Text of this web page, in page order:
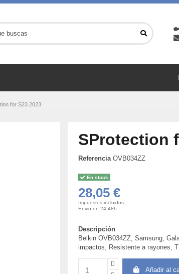
for S23 2023
SProtection
Referencia OVB034ZZ
En stock
28,05 €
Impuestos incluidos
Envio en 24-48h
Descripción
Belkin OVB034ZZ, Samsung,
impactos, Resistente a rayones,
Añadir al